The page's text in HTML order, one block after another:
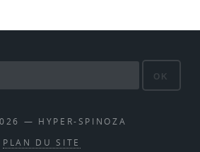
OK
— HYPER-SPINOZA
PLAN DU SITE